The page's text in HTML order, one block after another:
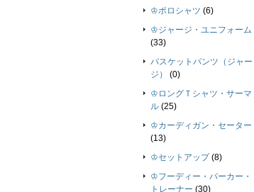
♔ポロシャツ (6)
♔ジャージ・ユニフォーム
(33)
バスケットパンツ（ジャー
ジ）
(0)
♔ロングＴシャツ・サーマ
ル (25)
♔カーディガン・セーター
(13)
♔セットアップ (8)
♔フーディー・パーカー・
トレーナー (30)